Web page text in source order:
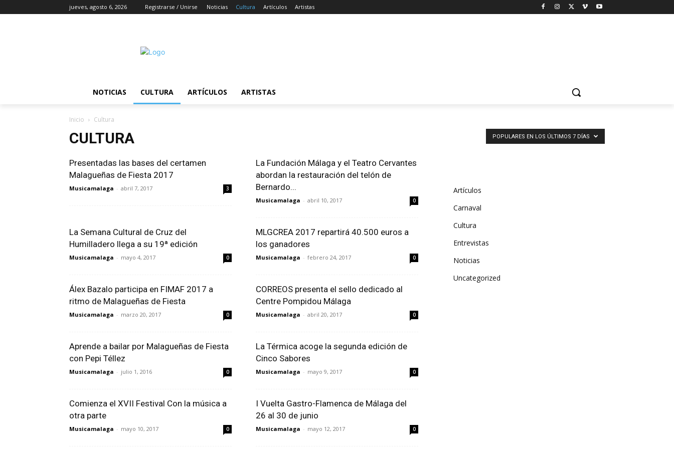
jueves, agosto 6, 2026 Registrarse / Unirse Noticias Cultura Artículos Artistas
NOTICIAS CULTURA ARTÍCULOS ARTISTAS
Inicio Cultura
CULTURA POPULARES EN LOS ÚLTIMOS 7 DÍAS
Presentadas las bases del certamen
Malagueñas de Fiesta 2017
Musicamalaga - abril 7, 2017 3
La Fundación Málaga y el Teatro Cervantes
abordan la restauración del telón de
Bernardo...
Musicamalaga - abril 10, 2017 0
La Semana Cultural de Cruz del
Humilladero llega a su 19ª edición
Musicamalaga - mayo 4, 2017 0
MLGCREA 2017 repartirá 40.500 euros a
los ganadores
Musicamalaga - febrero 24, 2017 0
Álex Bazalo participa en FIMAF 2017 a
ritmo de Malagueñas de Fiesta
Musicamalaga - marzo 20, 2017 0
CORREOS presenta el sello dedicado al
Centre Pompidou Málaga
Musicamalaga - abril 20, 2017 0
Aprende a bailar por Malagueñas de Fiesta
con Pepi Téllez
Musicamalaga - julio 1, 2016 0
La Térmica acoge la segunda edición de
Cinco Sabores
Musicamalaga - mayo 9, 2017 0
Comienza el XVII Festival Con la música a
otra parte
Musicamalaga - mayo 10, 2017 0
I Vuelta Gastro-Flamenca de Málaga del
26 al 30 de junio
Musicamalaga - mayo 12, 2017 0
Artículos
Carnaval
Cultura
Entrevistas
Noticias
Uncategorized